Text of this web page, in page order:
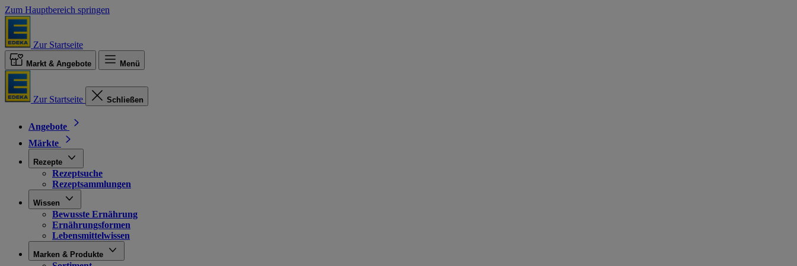
Zum Hauptbereich springen
Zur Startseite
Markt & Angebote Menü
Zur Startseite Schließen
Angebote
Märkte
Rezepte
Rezeptsuche
Rezeptsammlungen
Wissen
Bewusste Ernährung
Ernährungsformen
Lebensmittelwissen
Marken & Produkte